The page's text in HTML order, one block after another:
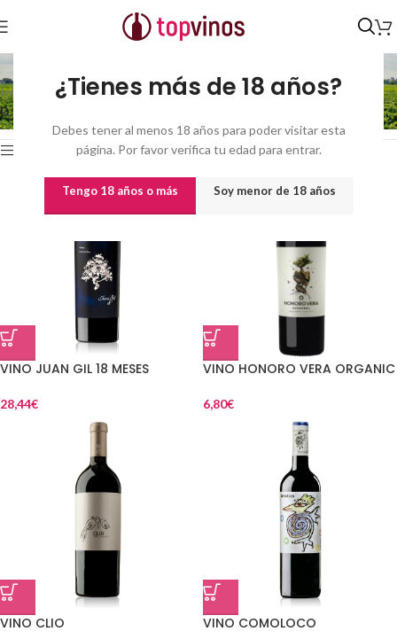
¿Tienes más de 18 años?
Debes tener al menos 18 años para poder visitar esta
página. Por favor verifica tu edad para entrar.
Tengo 18 años o más Soy menor de 18 años
D.O. Jumilla
Inicio Vinos Vinos por origen MURCIA/
D.O. Jumilla
Mostrando los 6
Show sidebar
VINO JUAN GIL 18 MESES
28,44€
VINO HONORO VERA ORGANIC
6,80€
VINO CLIO VINO COMOLOCO